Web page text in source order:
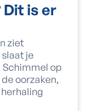
is er
ziet
je
Schimmel op
oorzaken,